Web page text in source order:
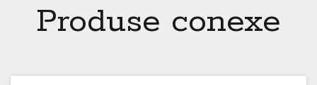
Produse conexe